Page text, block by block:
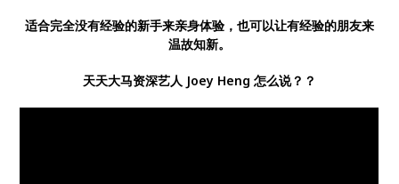
适合完全没有经验的新手来亲身体验，也可以让有经验的朋友来
温故知新。
天天大马资深艺人 Joey Heng 怎么说？？